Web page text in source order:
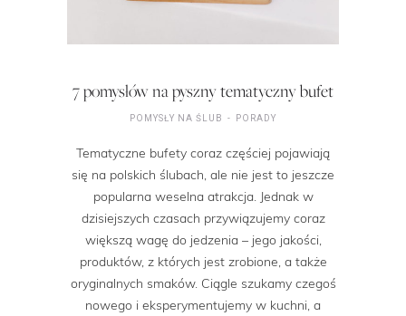
7 pomysłów na pyszny tematyczny bufet
POMYSŁY NA ŚLUB PORADY
Tematyczne bufety coraz częściej pojawiają
się na polskich ślubach, ale nie jest to jeszcze
popularna weselna atrakcja. Jednak w
dzisiejszych czasach przywiązujemy coraz
większą wagę do jedzenia – jego jakości,
produktów, z których jest zrobione, a także
oryginalnych smaków. Ciągle szukamy czegoś
nowego i eksperymentujemy w kuchni, a